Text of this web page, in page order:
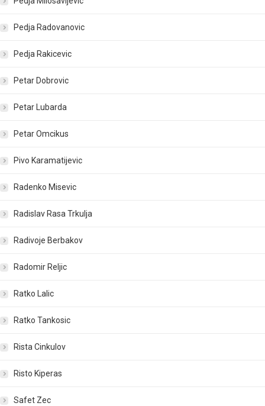
Pedja Radovanovic
Pedja Rakicevic
Petar Dobrovic
Petar Lubarda
Petar Omcikus
Pivo Karamatijevic
Radenko Misevic
Radislav Rasa Trkulja
Radivoje Berbakov
Radomir Reljic
Ratko Lalic
Ratko Tankosic
Rista Cinkulov
Risto Kiperas
Safet Zec